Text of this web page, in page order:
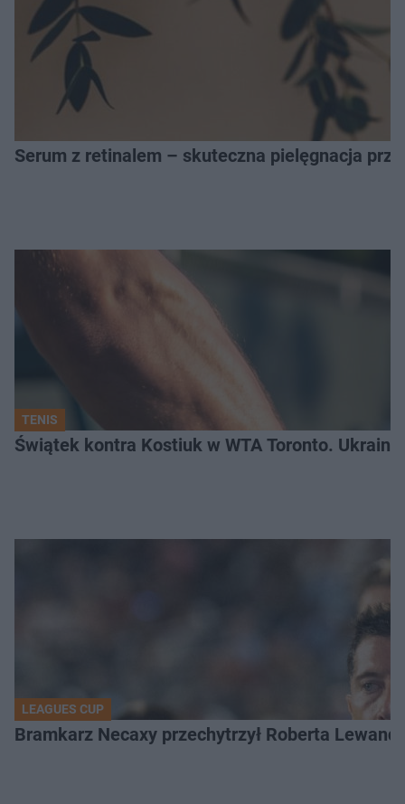
Serum z retinalem – skuteczna pielęgnacja
TENIS
Świątek kontra Kostiuk w WTA Toronto.
LEAGUES CUP
Bramkarz Necaxy przechytrzył Roberta